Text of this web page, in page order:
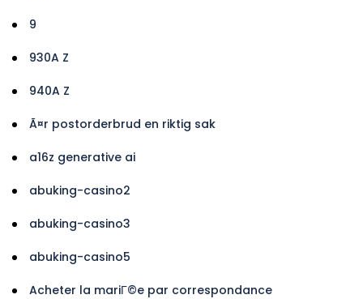
9
930A Z
940A Z
Ã¤r postorderbrud en riktig sak
a16z generative ai
abuking-casino2
abuking-casino3
abuking-casino5
Acheter la mariГ©e par correspondance